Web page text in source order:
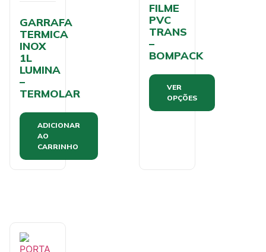
GARRAFA
TERMICA
INOX
1L
LUMINA
–
TERMOLAR
ADICIONAR
AO
CARRINHO
FILME
PVC
TRANS
–
BOMPACK
VER
OPÇÕES